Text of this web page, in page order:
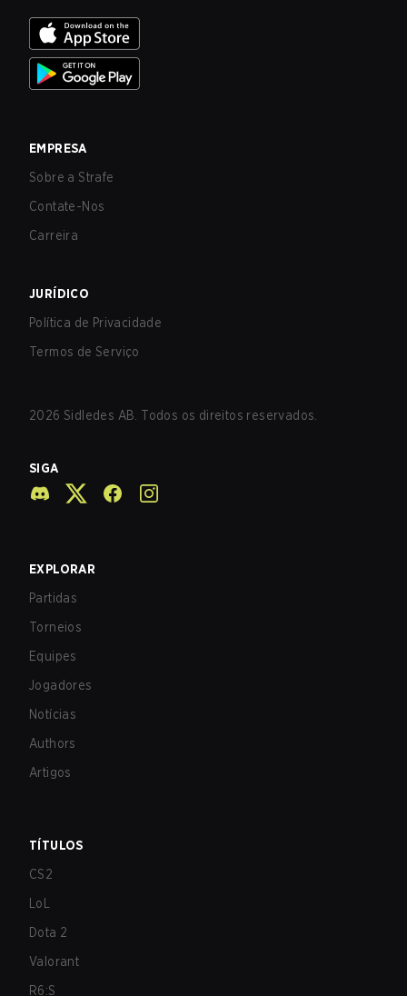
EMPRESA
Sobre a Strafe
Contate-Nos
Carreira
JURÍDICO
Política de Privacidade
Termos de Serviço
2026 Sidledes AB. Todos os direitos reservados.
SIGA
EXPLORAR
Partidas
Torneios
Equipes
Jogadores
Notícias
Authors
Artigos
TÍTULOS
CS2
LoL
Dota 2
Valorant
R6:S